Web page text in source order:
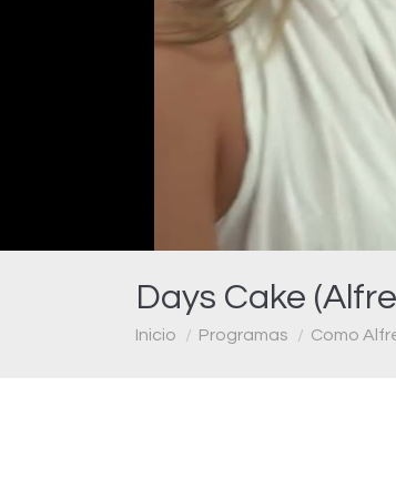
Days Cake
Estás aquí:
Inicio Programas Como